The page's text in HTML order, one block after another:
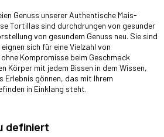
Genuss unserer Authentische Mais-
Tortillas sind durchdrungen von gesunder
von gesundem Genuss neu. Sie sind
sich für eine Vielzahl von
Kompromisse beim Geschmack
Körper mit jedem Bissen in dem Wissen,
Erlebnis gönnen, das mit Ihrem
in Einklang steht.
definiert